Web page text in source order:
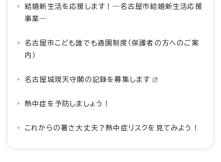
結婚新生活を応援します！―名古屋市結婚新生活応援
事業―
名古屋市こども誰でも通園制度（保護者の方へのご案
内）
名古屋城現天守閣の記録を募集します
熱中症を予防しましょう！
これからの暑さ大丈夫？熱中症リスクを見てみよう！